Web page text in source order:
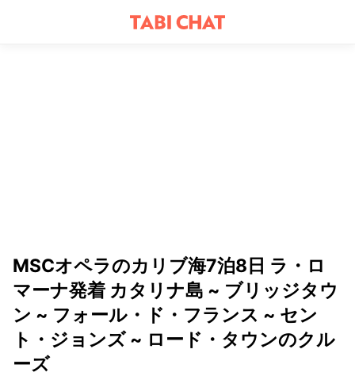
MSCオペラのカリブ海7泊8日 ラ・ロ
マーナ発着 カタリナ島 ~ ブリッジタウ
ン ~ フォール・ド・フランス ~ セン
ト・ジョンズ ~ ロード・タウンのクル
ーズ